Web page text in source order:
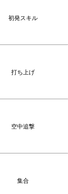
初発スキル
打ち上げ
空中追撃
集合